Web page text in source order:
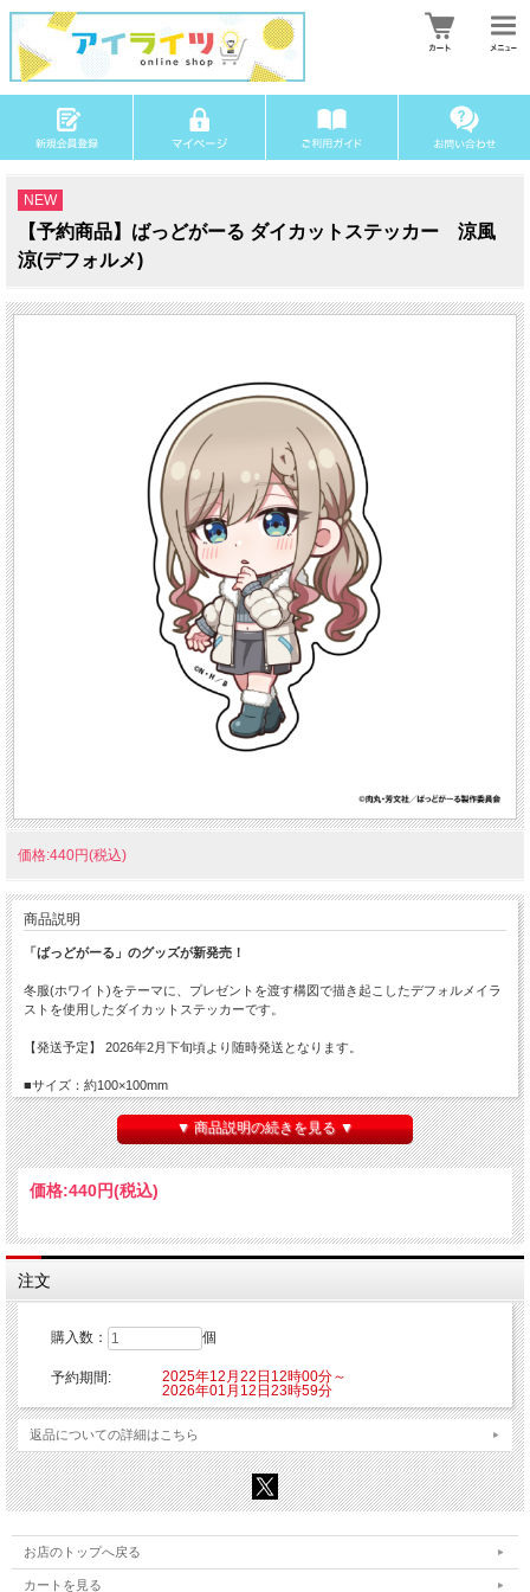
NEW
【予約商品】ばっどがーる ダイカットステッカー 涼風
涼(デフォルメ)
価格:440円(税込)
商品説明
「ばっどがーる」のグッズが新発売！
冬服(ホワイト)をテーマに、プレゼントを渡す構図で描き起こしたデフォルメイラ
ストを使用したダイカットステッカーです。
【発送予定】 2026年2月下旬頃より随時発送となります。
■サイズ：約100×100mm
■素材：紙
【ご注意】
※こちらの商品はご注文時にクレジットカード決済承認（課金）を行います。予め
ご了承ください。
※他の商品を一緒にご購入した場合もご注文時にカード決済承認（課金）を行いま
※受注生産商品のため、お申込み後のキャンセルはできません。予めご了承くださ
い。
※他商品と一緒に購入した場合、予約商品と一緒に発送となります。
▼ 商品説明の続きを見る ▼
価格:440円(税込)
注文
購入数： 個
予約期間:
2025年12月22日12時00分～
2026年01月12日23時59分
返品についての詳細はこちら
お店のトップへ戻る
カートを見る